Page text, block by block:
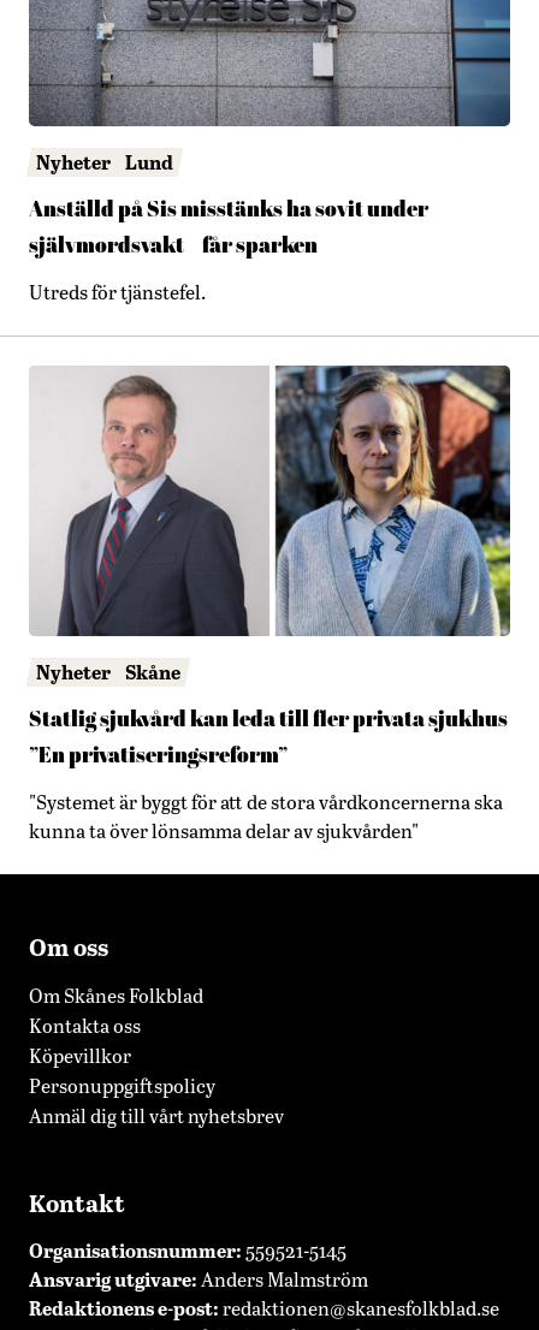
Nyheter Lund
Anställd på Sis misstänks ha sovit under
självmordsvakt – får sparken
Utreds för tjänstefel.
Nyheter Skåne
Statlig sjukvård kan leda till fler privata sjukhus
”En privatiseringsreform”
"Systemet är byggt för att de stora vårdkoncernerna ska
kunna ta över lönsamma delar av sjukvården"
Om oss
Om Skånes Folkblad
Kontakta oss
Köpevillkor
Personuppgiftspolicy
Anmäl dig till vårt nyhetsbrev
Kontakt
Organisationsnummer: 559521-5145
Ansvarig utgivare: Anders Malmström
Redaktionense-post:redaktionen@skanesfolkblad.se